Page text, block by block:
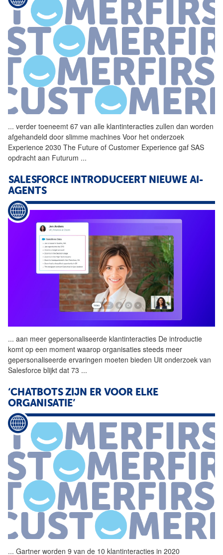
... verder toeneemt 67 van alle klantinteracties zullen dan worden
afgehandeld door slimme machines Voor het onderzoek
Experience 2030 The Future of Customer Experience gaf SAS
opdracht aan Futurum ...
SALESFORCE INTRODUCEERT NIEUWE AI-
AGENTS
... aan meer gepersonaliseerde klantinteracties De introductie
komt op een moment waarop organisaties steeds meer
gepersonaliseerde ervaringen moeten bieden Uit onderzoek van
Salesforce blijkt dat 73 ...
‘CHATBOTS ZIJN ER VOOR ELKE
ORGANISATIE’
... Gartner worden 9 van de 10 klantinteracties in 2020